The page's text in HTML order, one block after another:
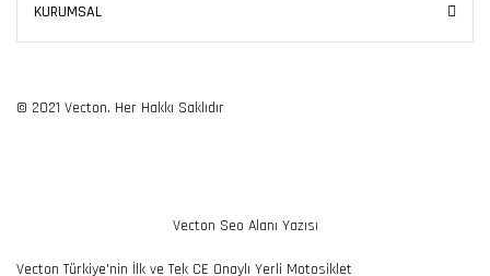
KURUMSAL
© 2021 Vecton. Her Hakkı Saklıdır
Vecton Seo Alanı Yazısı
Vecton Türkiye'nin İlk ve Tek CE Onaylı Yerli Motosiklet